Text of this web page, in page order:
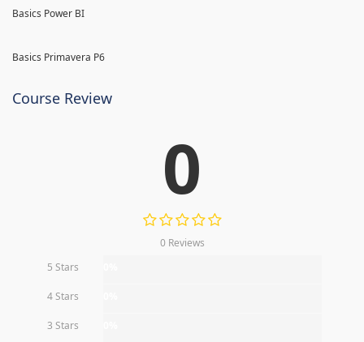
Basics Power BI
Basics Primavera P6
Course Review
0
0 Reviews
5 Stars
4 Stars
3 Stars